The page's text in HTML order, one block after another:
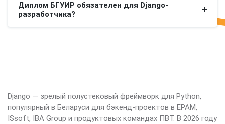
Диплом БГУИР обязателен для Django-
разработчика?
Django — зрелый полустековый фреймворк для Python,
популярный в Беларуси для бэкенд-проектов в EPAM,
ISsoft, IBA Group и продуктовых командах ПВТ. В 2026 году